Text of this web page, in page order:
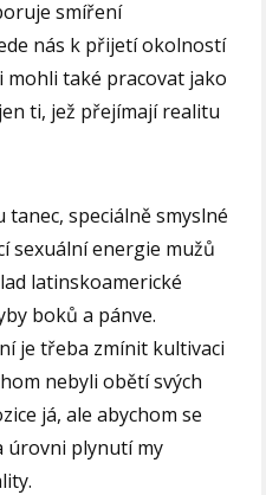
smíření
nás k přijetí okolností
mohli také pracovat jako
ti, jež přejímají realitu
speciálně smyslné
sexuální energie mužů
latinskoamerické
boků a pánve.
je třeba zmínit kultivaci
nebyli obětí svých
já, ale abychom se
úrovni plynutí my